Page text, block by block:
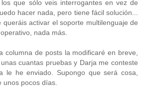
que sólo veis interrogantes en vez de
hacer nada, pero tiene fácil solución...
queráis activar el soporte multilenguaje de
nada más.
columna de posts la modificaré en breve,
cuantas pruebas y Darja me conteste
le he enviado. Supongo que será cosa,
unos pocos días.